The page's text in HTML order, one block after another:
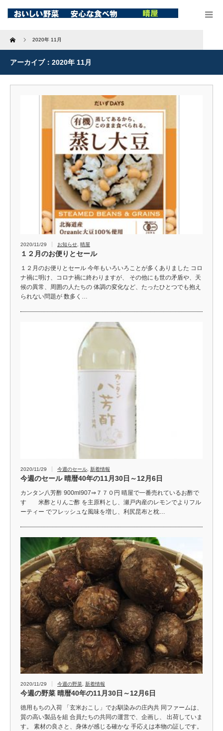
Home 2020年 11月
アーカイブ：2020年 11月
2020/11/29 お知らせ, 晴屋
１２月のお便りとセール
１２月のお便りとセール 今年もいろいろことが多くありました コロ
ナ禍に明け、コロナ禍に終わりますが、 その他にも世の矛盾や、天
候の異常、周囲の人たちの 体調の変化など、たったひとつでも抱え
られない問題が 数多く…
2020/11/29 今週のセール 新着情報
今週のセール 晴暦40年の11月30日～12月6日
カンタン八芳酢 900ml907⇒７７０円 晴屋で一番売れているお酢で
す 米酢とりんご酢 を主原料とし、瀬戸内産のレモンでよりフル
ーティー でフレッシュな風味を増し、利尻昆布と枕…
2020/11/29 今週の野菜, 新着情報
今週の野菜 晴暦40年の11月30日～12月6日
徳用もちの入荷 「玄米おこし」でお馴染みの庄内共 同ファームは、
質の高い製品を組 合員たちの共同の運営で、企画し、 出荷していま
す。 素材の良さと、身体が感じる確かな 手応えは本物の証しです。